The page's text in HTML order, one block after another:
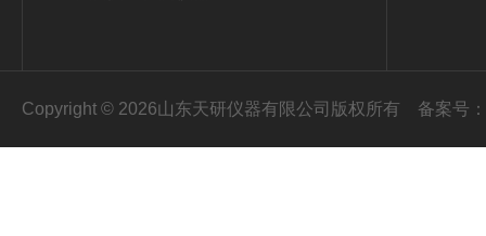
Copyright © 2026山东天研仪器有限公司版权所有 备案号